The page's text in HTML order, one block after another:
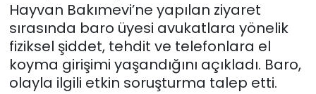
Hayvan Bakımevi’ne yapılan ziyaret
sırasında baro üyesi avukatlara yönelik
fiziksel şiddet, tehdit ve telefonlara el
koyma girişimi yaşandığını açıkladı. Baro,
olayla ilgili etkin soruşturma talep etti.
Kültür-sanat
Sağlık
Spor
Sağlık
Spor
Teknoloji
Haber Arşivi